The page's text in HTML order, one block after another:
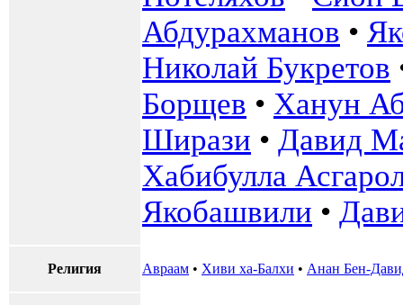
Абдурахманов •
Николай Букретов
Борщев • Ханун
Ширази • Давид
Хабибулла
Якобашвили •
Религия Авраам • Хиви ха-Балхи • Анан Бен-